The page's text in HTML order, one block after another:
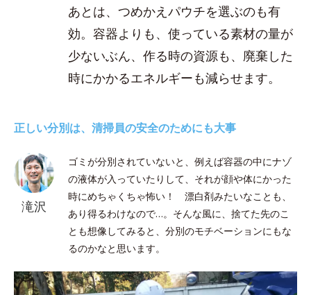
あとは、つめかえパウチを選ぶのも有
効。容器よりも、使っている素材の量が
少ないぶん、作る時の資源も、廃棄した
時にかかるエネルギーも減らせます。
正しい分別は、清掃員の安全のためにも大事
滝沢
ゴミが分別されていないと、例えば容器の中にナゾ
の液体が入っていたりして、それが顔や体にかった
時にめちゃくちゃ怖い！ 漂白剤みたいなことも、
あり得るわけなので…。そんな風に、捨てた先のこ
とも想像してみると、分別のモチベーションにもな
るのかなと思います。